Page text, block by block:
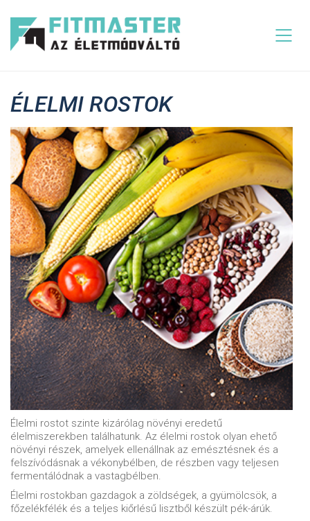
ÉLELMI ROSTOK
Élelmi rostot szinte kizárólag növényi eredetű
élelmiszerekben találhatunk. Az élelmi rostok olyan ehető
növényi részek, amelyek ellenállnak az emésztésnek és a
felszívódásnak a vékonybélben, de részben vagy teljesen
fermentálódnak a vastagbélben.
Élelmi rostokban gazdagok a zöldségek, a gyümölcsök, a
főzelékfélék és a teljes kiőrlésű lisztből készült pék-árúk.